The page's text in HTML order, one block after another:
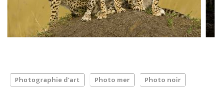
Photographie d'art Photo mer Photo noir